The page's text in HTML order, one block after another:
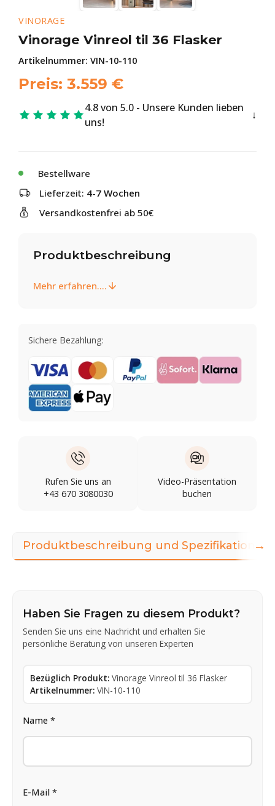
VINORAGE
Vinorage Vinreol til 36 Flasker
Artikelnummer: VIN-10-110
Preis: 3.559 €
4.8 von 5.0 - Unsere Kunden lieben
uns!
Bestellware
Lieferzeit: 4-7 Wochen
Versandkostenfrei ab 50€
Produktbeschreibung
Mehr erfahren....
Sichere Bezahlung:
Rufen Sie uns an
+43 670 3080030
Video-Präsentation
buchen
Produktbeschreibung und Spezifikationen
Haben Sie Fragen zu diesem Produkt?
Senden Sie uns eine Nachricht und erhalten Sie
persönliche Beratung von unseren Experten
Bezüglich Produkt: Vinorage Vinreol til 36 Flasker
Artikelnummer: VIN-10-110
Name *
E-Mail *
→